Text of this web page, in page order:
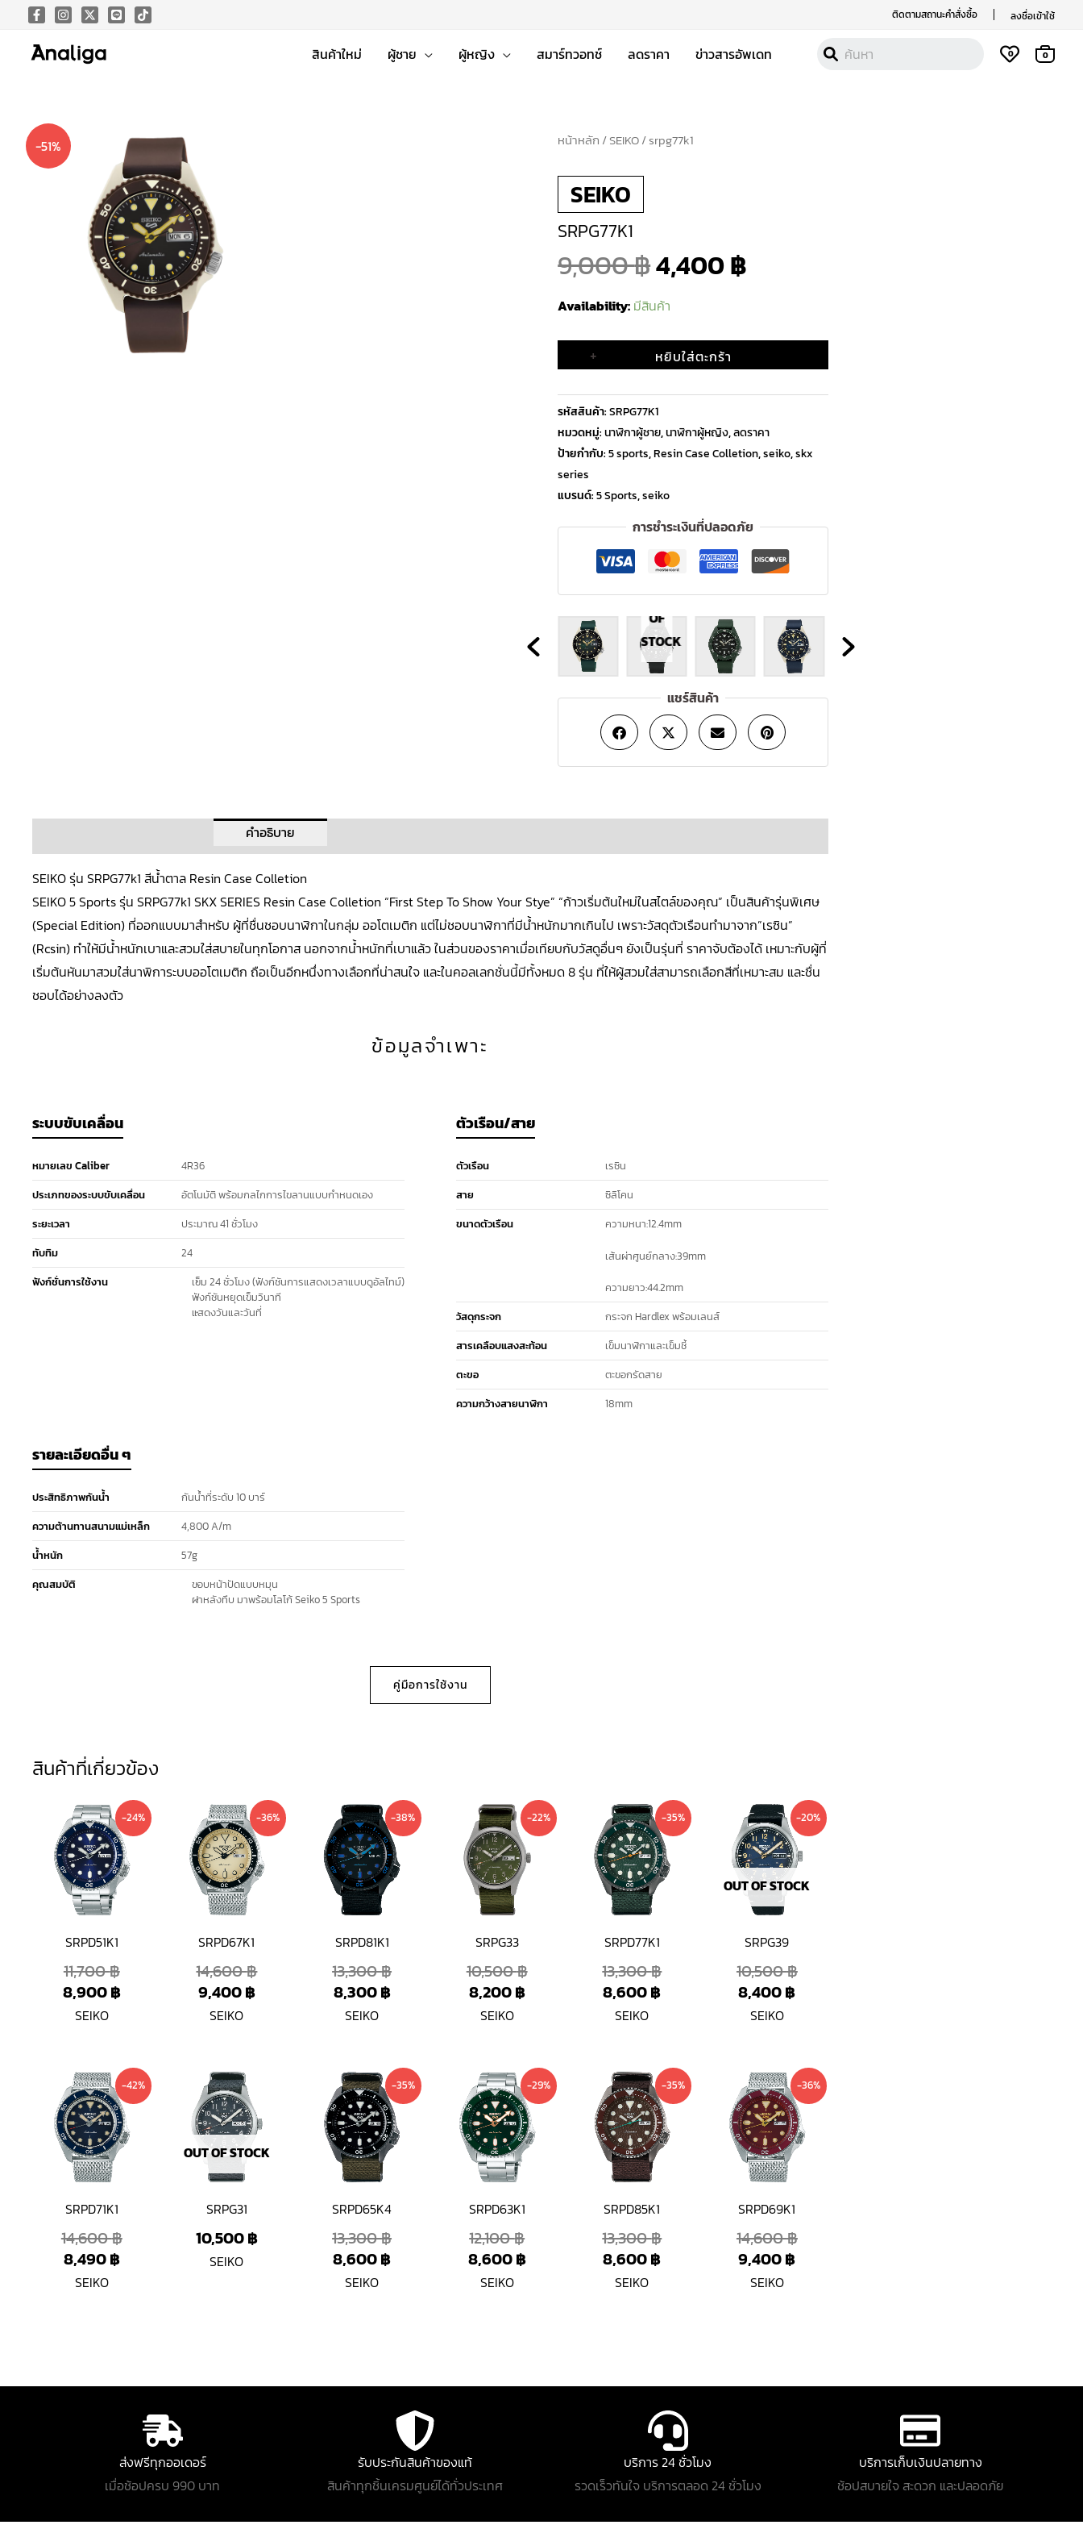
content
ติดตามสถานะคำสั่งซื้อ ลงชื่อเข้าใช้
สินค้าใหม่ ผู้ชาย ผู้หญิง สมาร์ทวอทช์ ลดราคา ข่าวสารอัพเดท 0 0
-51% หน้าหลัก /SEIKO/ srpg77k1
SEIKO
SRPG77K1
9,000฿
Original
was:
9,000 ฿.
4,400฿
Availability: มีสินค้า
จำนวน
ชิ้น
+ หยิบใส่ตะกร้า
รหัสสินค้า:SRPG77K1
หมวดหมู่:นาฬิกาผู้ชาย,นาฬิกาผู้หญิง,ลดราคา
ป้ายกำกับ:5 sports,Resin Case Colletion,seiko,skx
series
แบรนด์:5 Sports,seiko
การชำระเงินที่ปลอดภัย
OUT
OF
STOCK
แชร์สินค้า
คำอธิบาย
SEIKO รุ่น SRPG77k1 สีน้ำตาล Resin Case Colletion
SEIKO5 Sportsรุ่น SRPG77k1 SKX SERIES Resin Case Colletion “First Step To Show Your Stye” “ก้าวเริ่มต้นใหม่ในสไตล์ของคุณ” เป็นสินค้ารุ่นพิเศษ
(Special Edition) ที่ออกแบบมาสำหรับ ผู้ที่ชื่นชอบนาฬิกาในกลุ่ม ออโตเมติก แต่ไม่ชอบนาฬิกาที่มีน้ำหนักมากเกินไป เพราะวัสดุตัวเรือนทำมาจาก”เรซิน”
(Rcsin) ทำให้มีน้ำหนักเบาและสวมใส่สบายในทุกโอกาส นอกจากน้ำหนักที่เบาแล้ว ในส่วนของราคาเมื่อเทียบกับวัสดูอื่นๆ ยังเป็นรุ่นที่ ราคาจับต้องได้ เหมาะกับผู้ที่
เริ่มต้นหันมาสวมใส่นาพิการะบบออโตเมติก ถือเป็นอีกหนึ่งทางเลือกที่น่าสนใจ และในคอลเลกชั่นนี้มีทั้งหมด 8 รุ่น ที่ให้ผู้สวมใส่สามารถเลือกสีที่เหมาะสม และชื่น
ชอบได้อย่างลงตัว
ข้อมูลจำเพาะ
ระบบขับเคลื่อน
หมายเลข Caliber
4R36
ประเภทของระบบขับเคลื่อน
อัตโนมัติ พร้อมกลไกการไขลานแบบกำหนดเอง
ระยะเวลา
ประมาณ 41 ชั่วโมง
ทับทิม
24
ฟังก์ชั่นการใช้งาน
เข็ม 24 ชั่วโมง (ฟังก์ชันการแสดงเวลาแบบดูอัลไทม์)
ฟังก์ชันหยุดเข็มวินาที
แสดงวันและวันที่
ตัวเรือน/สาย
ตัวเรือน
เรซิน
สาย
ซิลิโคน
ขนาดตัวเรือน
ความหนา:12.4mm
เส้นผ่าศูนย์กลาง:39mm
ความยาว:44.2mm
วัสดุกระจก
กระจก Hardlex พร้อมเลนส์
สารเคลือบแสงสะท้อน
เข็มนาฬิกาและเข็มชี้
ตะขอ
ตะขอกรัดสาย
ความกว้างสายนาฬิกา
18mm
รายละเอียดอื่น ๆ
ประสิทธิภาพกันน้ำ
กันน้ำที่ระดับ 10 บาร์
ความต้านทานสนามแม่เหล็ก
4,800 A/m
น้ำหนัก
57g
คุณสมบัติ
ขอบหน้าปัดแบบหมุน
ฝาหลังทึบ มาพร้อมโลโก้ Seiko 5 Sports
คู่มือการใช้งาน
สินค้าที่เกี่ยวข้อง
-24%
SRPD51K1
11,700฿
Original
price
was:
11,700 ฿.
8,900฿
Current
price
is:
8,900 ฿.
SEIKO
-36%
SRPD67K1
14,600฿
Original
price
was:
14,600 ฿.
9,400฿
Current
price
is:
9,400 ฿.
SEIKO
-38%
SRPD81K1
13,300฿
Original
price
was:
13,300 ฿.
8,300฿
Current
price
is:
8,300 ฿.
SEIKO
-22%
SRPG33
10,500฿
Original
price
was:
8,200฿
Current
price
is:
8,200 ฿.
SEIKO
-35%
SRPD77K1
13,300฿
Original
price
was:
13,300 ฿.
8,600฿
Current
price
is:
8,600 ฿.
SEIKO
-20%
OUT OF STOCK
SRPG39
10,500฿
Original
price
was:
10,500 ฿.
8,400฿
Current
price
is:
8,400 ฿.
SEIKO
-42%
SRPD71K1
14,600฿
Original
price
was:
14,600 ฿.
8,490฿
Current
price
is:
8,490 ฿.
SEIKO
OUT OF STOCK
SRPG31
10,500฿
SEIKO
-35%
SRPD65K4
13,300฿
Original
price
was:
13,300 ฿.
8,600฿
Current
price
is:
8,600 ฿.
SEIKO
-29%
SRPD63K1
12,100฿
Original
price
was:
12,100 ฿.
8,600฿
Current
price
is:
8,600 ฿.
SEIKO
-35%
SRPD85K1
13,300฿
Original
price
was:
13,300 ฿.
8,600฿
Current
price
is:
8,600 ฿.
SEIKO
-36%
SRPD69K1
14,600฿
Original
price
was:
14,600 ฿.
9,400฿
Current
price
is:
9,400 ฿.
SEIKO
ส่งฟรีทุกออเดอร์
เมื่อช้อปครบ 990 บาท
รับประกันสินค้าของแท้
สินค้าทุกชิ้นเครมศูนย์ได้ทั่วประเทศ
บริการ 24 ชั่วโมง
รวดเร็วทันใจ บริการตลอด 24 ชั่วโมง
บริการเก็บเงินปลายทาง
ช้อปสบายใจ สะดวก และปลอดภัย